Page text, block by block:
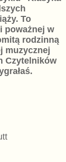
To
poważnej w
rodzinną
muzycznej
Czytelników